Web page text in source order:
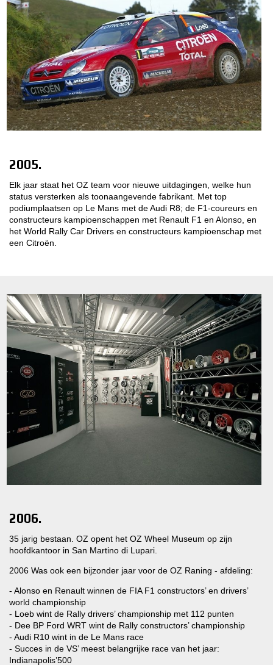
2005.
Elk jaar staat het OZ team voor nieuwe uitdagingen, welke hun
status versterken als toonaangevende fabrikant. Met top
podiumplaatsen op Le Mans met de Audi R8; de F1-coureurs en
constructeurs kampioenschappen met Renault F1 en Alonso, en
het World Rally Car Drivers en constructeurs kampioenschap met
een Citroën.
2006.
35 jarig bestaan. OZ opent het OZ Wheel Museum op zijn
hoofdkantoor in San Martino di Lupari.
2006 Was ook een bijzonder jaar voor de OZ Raning - afdeling:
- Alonso en Renault winnen de FIA F1 constructors’ en drivers’
world championship
- Loeb wint de Rally drivers’ championship met 112 punten
- Dee BP Ford WRT wint de Rally constructors’ championship
- Audi R10 wint in de Le Mans race
- Succes in de VS’ meest belangrijke race van het jaar:
Indianapolis’500